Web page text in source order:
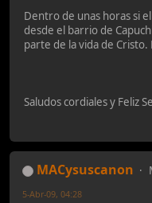
Dentro de unas horas si
desde el barrio de
parte de la vida de
Saludos cordiales y Feliz
MACysuscanon
5-Abr-09, 04:28